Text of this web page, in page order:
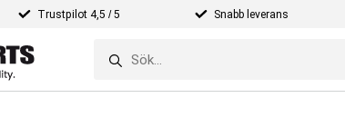
Trustpilot 4,5 / 5 Snabb leverans